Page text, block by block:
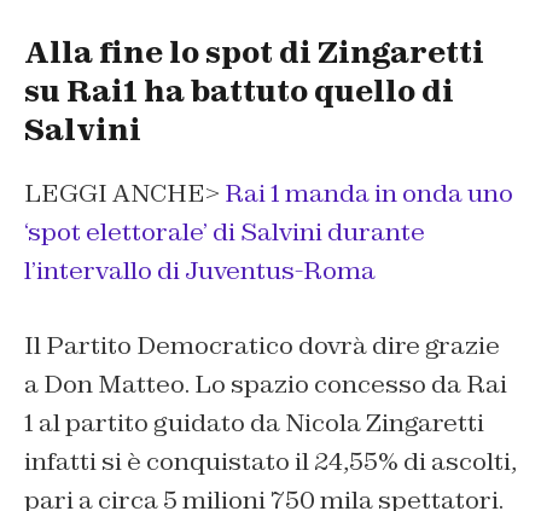
Alla fine lo spot di Zingaretti
su Rai1 ha battuto quello di
Salvini
LEGGI ANCHE> Rai 1 manda in onda uno
‘spot elettorale’ di Salvini durante
l’intervallo di Juventus-Roma
Il Partito Democratico dovrà dire grazie
a Don Matteo. Lo spazio concesso da Rai
1 al partito guidato da Nicola Zingaretti
infatti si è conquistato il 24,55% di ascolti,
pari a circa 5 milioni 750 mila spettatori.